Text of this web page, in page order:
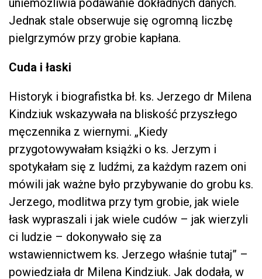
uniemożliwia podawanie dokładnych danych.
Jednak stale obserwuje się ogromną liczbę
pielgrzymów przy grobie kapłana.
Cuda i łaski
Historyk i biografistka bł. ks. Jerzego dr Milena
Kindziuk wskazywała na bliskość przyszłego
męczennika z wiernymi. „Kiedy
przygotowywałam książki o ks. Jerzym i
spotykałam się z ludźmi, za każdym razem oni
mówili jak ważne było przybywanie do grobu ks.
Jerzego, modlitwa przy tym grobie, jak wiele
łask wypraszali i jak wiele cudów – jak wierzyli
ci ludzie – dokonywało się za
wstawiennictwem ks. Jerzego właśnie tutaj” –
powiedziała dr Milena Kindziuk. Jak dodała, w